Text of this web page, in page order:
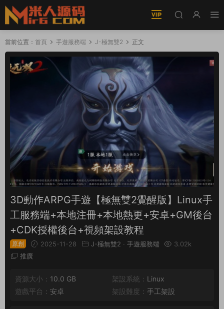
當前位置： 首頁 手遊服務端 J-極無雙2 正文
3D動作ARPG手遊【極無雙2覺醒版】Linux手
工服務端+本地注冊+本地熱更+安卓+GM後台
+CDK授權後台+視頻架設教程
原創 2025-11-28 J-極無雙2 · 手遊服務端
3.02k
推廣
資源大小： 10.0 GB 架設系統： Linux
遊戲平台： 安卓 架設難度： 手工架設